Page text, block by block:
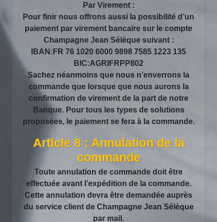
Par Virement :
Pour finir nous offrons aussi la possibilité d’un
paiement par virement bancaire sur le compte
Champagne Jean Sélèque suivant :
IBAN:FR 76 1020 6000 9898 7585 1223 135
BIC:AGRIFRPP802
Sachez néanmoins que nous n’enverrons la
commande que lorsque que nous aurons la
confirmation de virement de la part de notre
Banque. Pour tous les types de solutions
proposées, le paiement se fera à la commande.
Article 8 : Annulation de la
commande
Toute annulation de commande doit être
effectuée avant l’expédition de la commande.
Cette annulation devra être demandée auprès
du service client de Champagne Jean Sélèque
par mail.